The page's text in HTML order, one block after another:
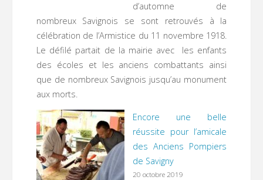
d’automne de
nombreux Savignois se sont retrouvés à la
célébration de l’Armistice du 11 novembre 1918.
Le défilé partait de la mairie avec les enfants
des écoles et les anciens combattants ainsi
que de nombreux Savignois jusqu’au monument
aux morts.
Encore une belle
réussite pour l’amicale
des Anciens Pompiers
de Savigny
20 octobre 2019